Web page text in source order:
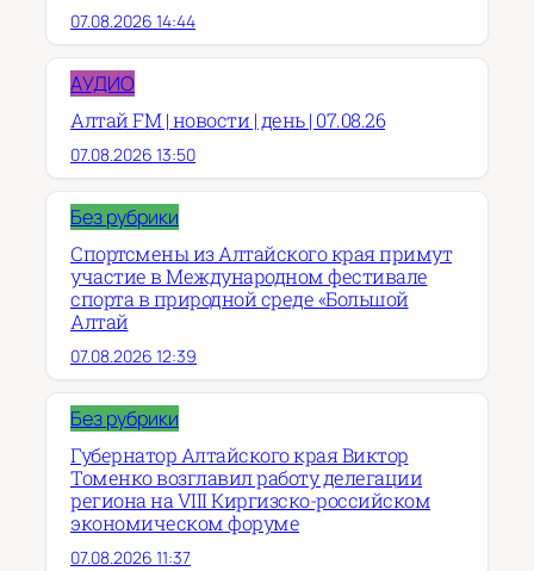
07.08.2026 14:44
АУДИО
Алтай FM | новости | день | 07.08.26
07.08.2026 13:50
Без рубрики
Спортсмены из Алтайского края примут
участие в Международном фестивале
спорта в природной среде «Большой
Алтай
07.08.2026 12:39
Без рубрики
Губернатор Алтайского края Виктор
Томенко возглавил работу делегации
региона на VIII Киргизско-российском
экономическом форуме
07.08.2026 11:37